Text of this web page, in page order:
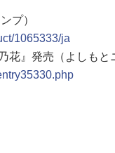
プ）
1065333/ja
』発売（よしもと